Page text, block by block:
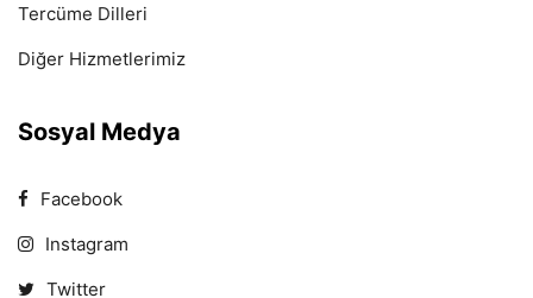
Tercüme Dilleri
Diğer Hizmetlerimiz
Sosyal Medya
Facebook
Instagram
Twitter